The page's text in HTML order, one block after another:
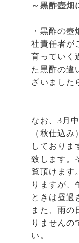
～黒酢壺畑
・黒酢の
社責任者が
育っていく
た黒酢の違
ざいました
なお、3 月
（秋仕込
しておりま
致します。
覧頂けます
りますが、
ときは昼過
また、雨の
りませんの
い。